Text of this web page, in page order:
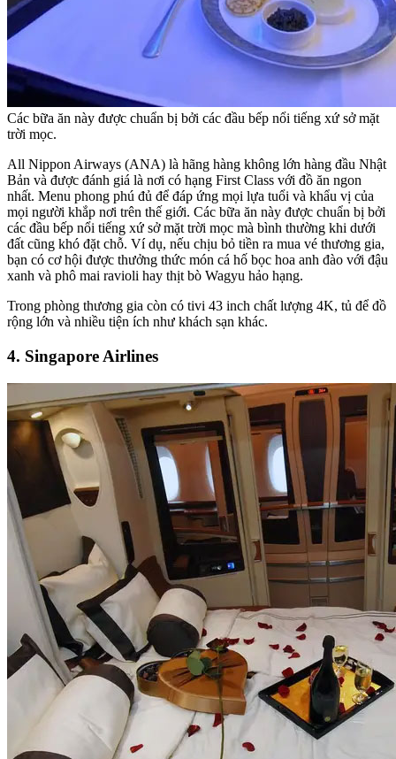
Các bữa ăn này được chuẩn bị bởi các đầu bếp nổi tiếng xứ sở mặt
trời mọc.
All Nippon Airways (ANA) là hãng hàng không lớn hàng đầu Nhật
Bản và được đánh giá là nơi có hạng First Class với đồ ăn ngon
nhất. Menu phong phú đủ để đáp ứng mọi lựa tuổi và khẩu vị của
mọi người khắp nơi trên thế giới. Các bữa ăn này được chuẩn bị bởi
các đầu bếp nổi tiếng xứ sở mặt trời mọc mà bình thường khi dưới
đất cũng khó đặt chỗ. Ví dụ, nếu chịu bỏ tiền ra mua vé thương gia,
bạn có cơ hội được thưởng thức món cá hố bọc hoa anh đào với đậu
xanh và phô mai ravioli hay thịt bò Wagyu hảo hạng.
Trong phòng thương gia còn có tivi 43 inch chất lượng 4K, tủ để đồ
rộng lớn và nhiều tiện ích như khách sạn khác.
4. Singapore Airlines